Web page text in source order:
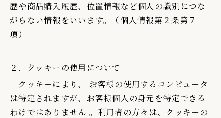
歴や商品購入履歴、位置情報など個人の識別につな
がらない情報をいいます。（個人情報第２条第７
項）
２．クッキーの使用について
クッキーにより、 お客様の使用するコンピュータ
は特定されますが、お客様個人の身元を特定できる
わけではありません 。利用者の方々は、クッキーの